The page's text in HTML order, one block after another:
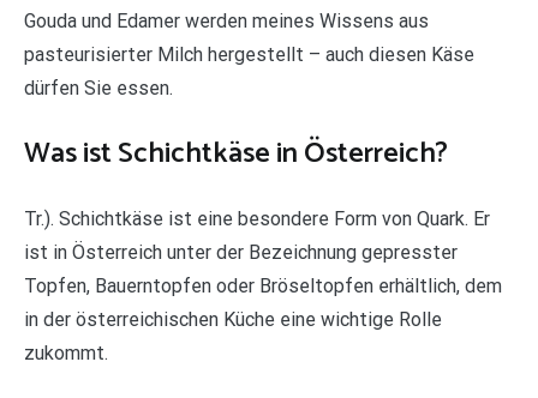
Gouda und Edamer werden meines Wissens aus
pasteurisierter Milch hergestellt – auch diesen Käse
dürfen Sie essen.
Was ist Schichtkäse in Österreich?
Tr.). Schichtkäse ist eine besondere Form von Quark. Er
ist in Österreich unter der Bezeichnung gepresster
Topfen, Bauerntopfen oder Bröseltopfen erhältlich, dem
in der österreichischen Küche eine wichtige Rolle
zukommt.